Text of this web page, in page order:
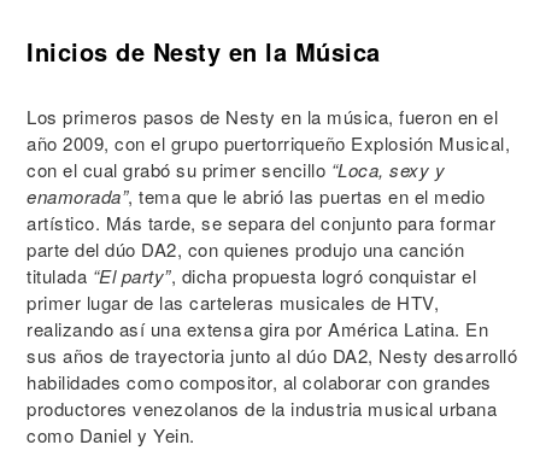
Inicios de Nesty en la Música
Los primeros pasos de Nesty en la música, fueron en el
año 2009, con el grupo puertorriqueño Explosión Musical,
con el cual grabó su primer sencillo “Loca, sexy y
enamorada”, tema que le abrió las puertas en el medio
artístico. Más tarde, se separa del conjunto para formar
parte del dúo DA2, con quienes produjo una canción
titulada “El party”, dicha propuesta logró conquistar el
primer lugar de las carteleras musicales de HTV,
realizando así una extensa gira por América Latina. En
sus años de trayectoria junto al dúo DA2, Nesty desarrolló
habilidades como compositor, al colaborar con grandes
productores venezolanos de la industria musical urbana
como Daniel y Yein.